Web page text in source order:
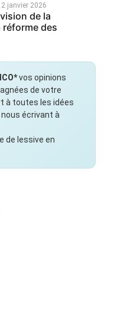
janvier 2026
de la
des
vos opinions
de votre
à toutes les idées
écrivant à
de lessive en